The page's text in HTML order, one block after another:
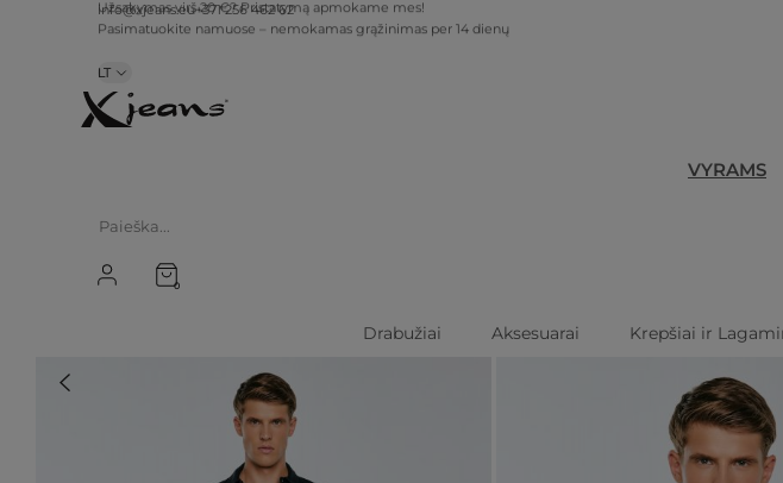
info@xjeans.eu+371 256 462 62
Užsakymas virš 20 €? Pristatymą apmokame mes!
LT
VYRAMS
0
Drabužiai Aksesuarai Krepšiai ir